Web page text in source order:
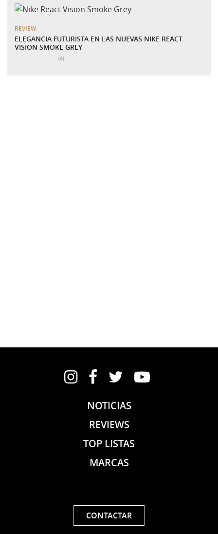
REVIEW
ELEGANCIA FUTURISTA EN LAS NUEVAS NIKE REACT
VISION SMOKE GREY
Número total de valoraciones:
(4)
Instagram
Facebook
Twitter
NOTICIAS
REVIEWS
TOP LISTAS
MARCAS
CONTACTAR